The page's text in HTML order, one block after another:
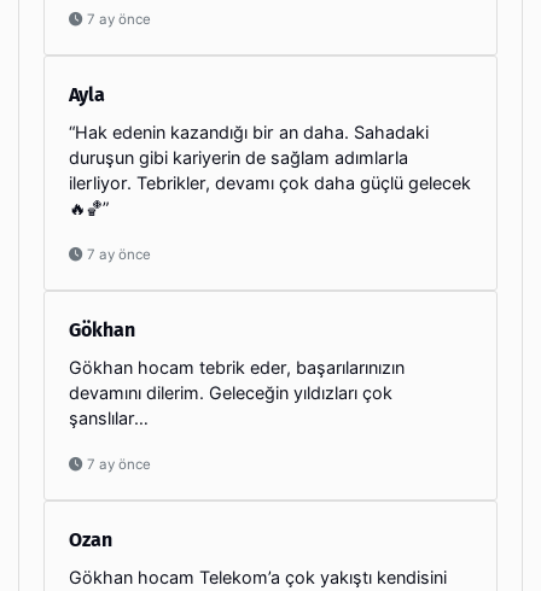
7 ay önce
Ayla
“Hak edenin kazandığı bir an daha. Sahadaki
duruşun gibi kariyerin de sağlam adımlarla
ilerliyor. Tebrikler, devamı çok daha güçlü gelecek
🔥🏀”
7 ay önce
Gökhan
Gökhan hocam tebrik eder, başarılarınızın
devamını dilerim. Geleceğin yıldızları çok
şanslılar…
7 ay önce
Ozan
Gökhan hocam Telekom’a çok yakıştı kendisini